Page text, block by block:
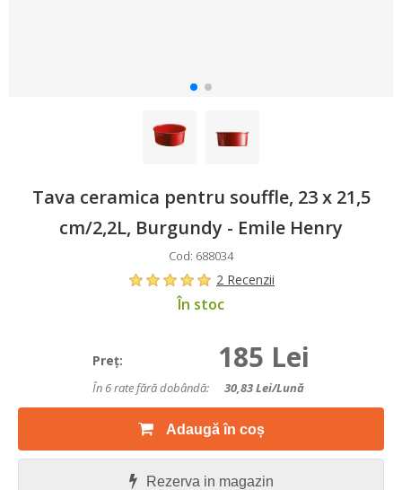
Tava ceramica pentru souffle, 23 x 21,5
cm/2,2L, Burgundy - Emile Henry
Cod: 688034
2 Recenzii
În stoc
Preţ: 185 Lei
În 6 rate fără dobândă: 30,83Lei/lună
Adaugă în coș
Rezerva in magazin